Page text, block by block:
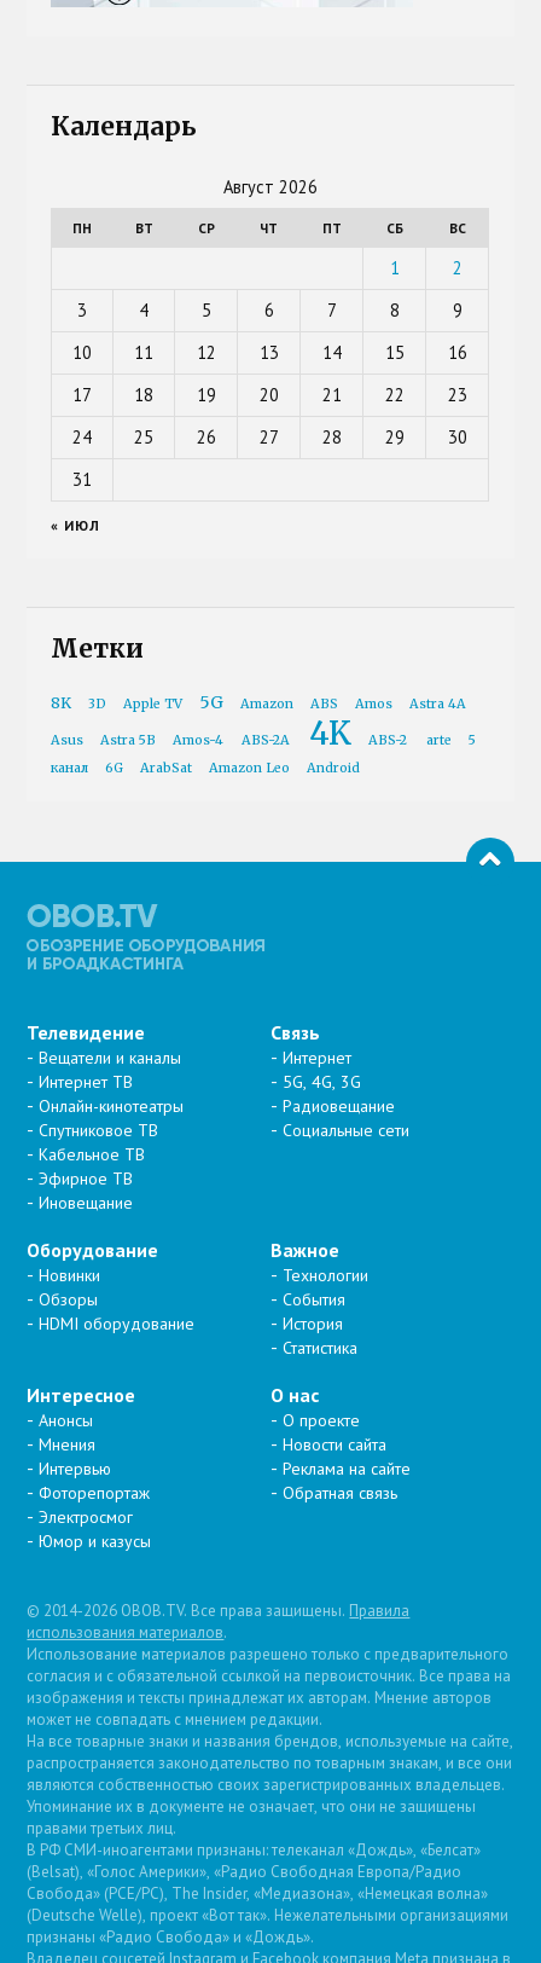
Календарь
Август 2026
ПН ВТ СР ЧТ ПТ СБ ВС
1
2
3
4 5 6 7 8
9
10
11 12 13 14 15
16
17
18 19 20 21 22
23
24
25 26 27 28 29
30
31
« ИЮЛ
Метки
8K 3D Apple TV 5G Amazon ABS Amos Astra 4A
Asus Astra 5B Amos-4 ABS-2A 4K ABS-2 arte
5
канал
6G ArabSat Amazon Leo Android
Телевидение
Вещатели и каналы
Интернет ТВ
Онлайн-кинотеатры
Спутниковое ТВ
Кабельное ТВ
Эфирное ТВ
Иновещание
Связь
Интернет
5G, 4G, 3G
Радиовещание
Социальные сети
Оборудование
Новинки
Обзоры
HDMI оборудование
Важное
Технологии
События
История
Статистика
Интересное
Анонсы
Мнения
Интервью
Фоторепортаж
Электросмог
Юмор и казусы
О нас
О проекте
Новости сайта
Реклама на сайте
Обратная связь
© 2014-2026 OBOB.TV. Все права защищены. Правила
использования материалов.
Использование материалов разрешено только с предварительного
согласия и с обязательной ссылкой на первоисточник. Все права на
изображения и тексты принадлежат их авторам. Мнение авторов
может не совпадать с мнением редакции.
На все товарные знаки и названия брендов, используемые на сайте,
распространяется законодательство по товарным знакам, и все они
являются собственностью своих зарегистрированных владельцев.
Упоминание их в документе не означает, что они не защищены
правами третьих лиц.
В РФ СМИ-иноагентами признаны: телеканал «Дождь», «Белсат»
(Belsat), «Голос Америки», «Радио Свободная Европа/Радио
Свобода» (PCE/PC), The Insider, «Медиазона», «Немецкая волна»
(Deutsche Welle), проект «Вот так». Нежелательными организациями
признаны «Радио Свобода» и «Дождь».